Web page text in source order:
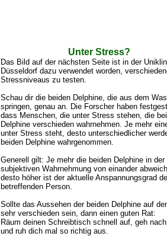
Unter Stress?
Das Bild auf der nächsten Seite ist in der
Düsseldorf dazu verwendet worden,
Stressniveaus zu testen.
Schau dir die beiden Delphine, die aus dem
springen, genau an. Die Forscher haben
dass Menschen, die unter Stress stehen, die
Delphine verschieden wahrnehmen. Je mehr
unter Stress steht, desto unterschiedlicher
beiden Delphine wahrgenommen.
Generell gilt: Je mehr die beiden Delphine in der
subjektiven Wahrnehmung von einander
desto höher ist der aktuelle Anspannungsgrad
betreffenden Person.
Sollte das Aussehen der beiden Delphine auf
sehr verschieden sein, dann einen guten Rat:
Räum deinen Schreibtisch schnell auf, geh
und ruh dich mal so richtig aus.